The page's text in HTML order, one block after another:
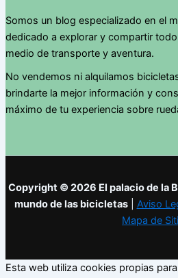
Somos un blog especializado en el
dedicado a explorar y compartir
medio de transporte y aventura.
No vendemos ni alquilamos
brindarte la mejor información y
máximo de tu experiencia sobre
Copyright © 2026 El palacio de la
mundo de las bicicletas| Aviso
Mapa de
Esta web utiliza cookies propias